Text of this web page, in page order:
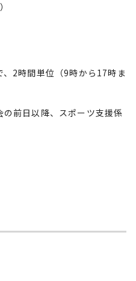
2時間単位（9時から17時ま
前日以降、スポーツ支援係